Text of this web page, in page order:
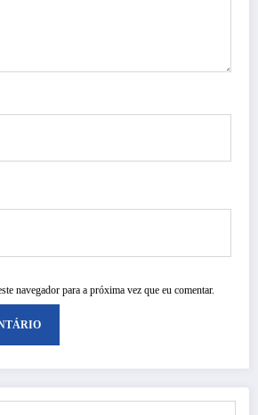
navegador para a próxima vez que eu comentar.